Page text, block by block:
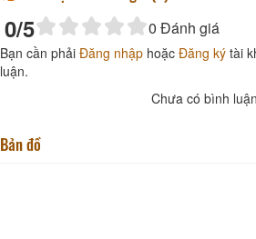
0/5 0 Đánh giá
Bạn cần phải Đăng nhập hoặc Đăng ký tài
luận.
Chưa có bình luận
Bản đồ